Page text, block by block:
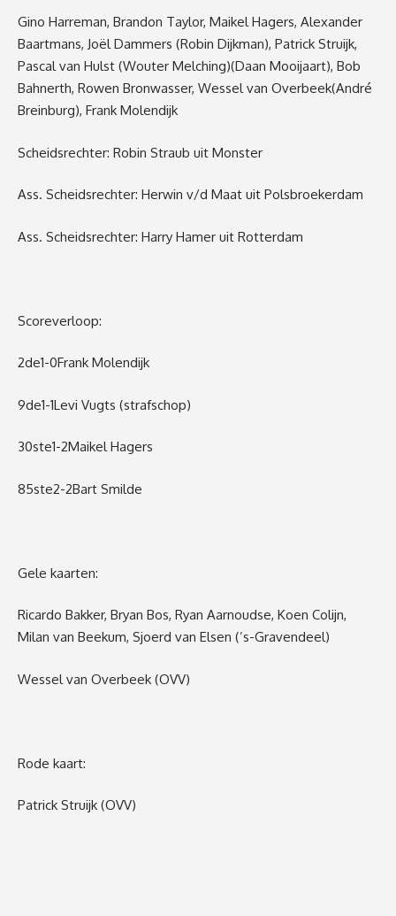
Gino Harreman, Brandon Taylor, Maikel Hagers, Alexander
Baartmans, Joël Dammers (Robin Dijkman), Patrick Struijk,
Pascal van Hulst (Wouter Melching)(Daan Mooijaart), Bob
Bahnerth, Rowen Bronwasser, Wessel van Overbeek(André
Breinburg), Frank Molendijk
Scheidsrechter: Robin Straub uit Monster
Ass. Scheidsrechter: Herwin v/d Maat uit Polsbroekerdam
Ass. Scheidsrechter: Harry Hamer uit Rotterdam
Scoreverloop:
2de1-0Frank Molendijk
9de1-1Levi Vugts (strafschop)
30ste1-2Maikel Hagers
85ste2-2Bart Smilde
Gele kaarten:
Ricardo Bakker, Bryan Bos, Ryan Aarnoudse, Koen Colijn,
Milan van Beekum, Sjoerd van Elsen (’s-Gravendeel)
Wessel van Overbeek (OVV)
Rode kaart:
Patrick Struijk (OVV)